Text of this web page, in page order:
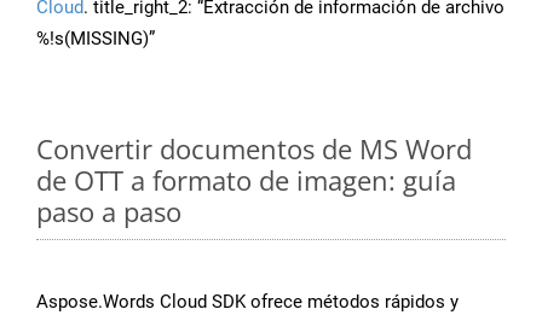
Cloud. title_right_2: “Extracción de información de archivo
%!s(MISSING)”
Convertir documentos de MS Word
de OTT a formato de imagen: guía
paso a paso
Aspose.Words Cloud SDK ofrece métodos rápidos y